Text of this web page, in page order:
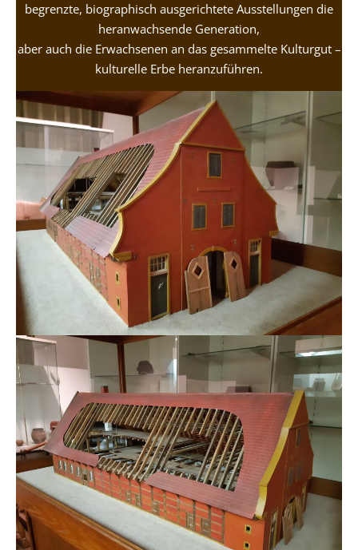
begrenzte, biographisch ausgerichtete Ausstellungen die
heranwachsende Generation,
aber auch die Erwachsenen an das gesammelte Kulturgut –
kulturelle Erbe heranzuführen.